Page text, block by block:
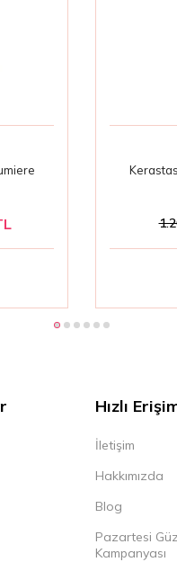
Hızlı
İletişim
Hakkımızda
Blog
Pazartesi
Kampanyası